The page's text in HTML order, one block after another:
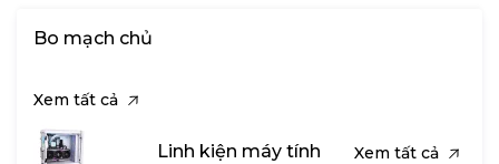
Bo mạch chủ
Xem tất cả
Linh kiện máy tính Xem tất cả